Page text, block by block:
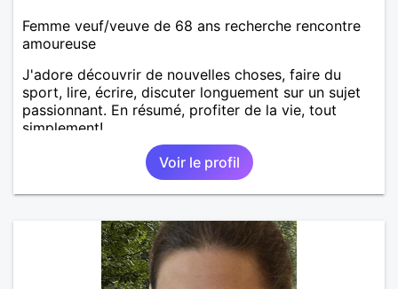
Femme veuf/veuve de 68 ans recherche rencontre
amoureuse
J'adore découvrir de nouvelles choses, faire du
sport, lire, écrire, discuter longuement sur un sujet
passionnant. En résumé, profiter de la vie, tout
simplement!
Voir le profil